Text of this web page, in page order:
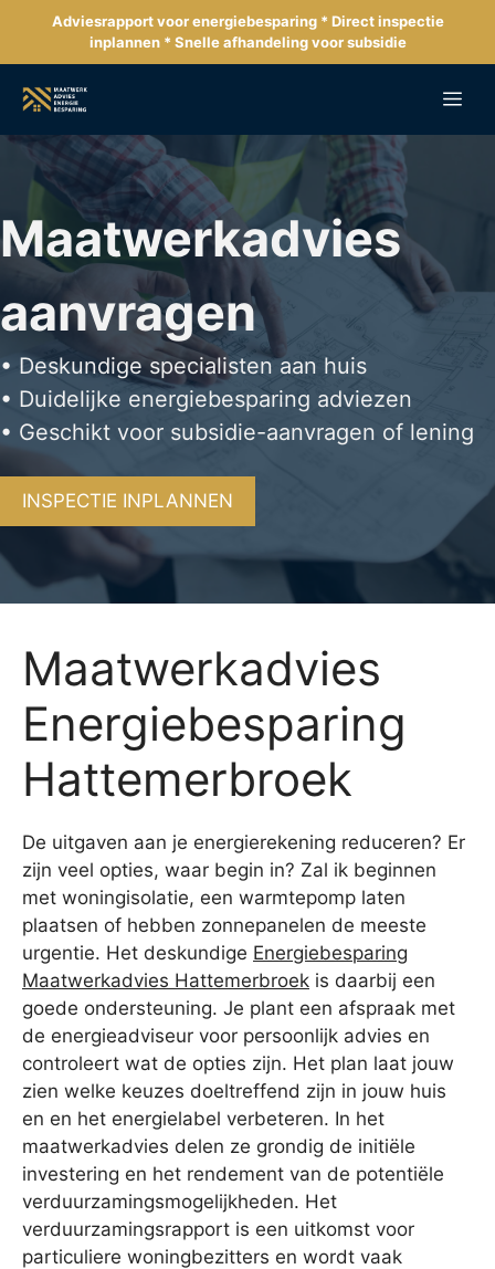
de
inhoud
Adviesrapport voor energiebesparing * Direct inspectie
inplannen * Snelle afhandeling voor subsidie
Maatwerkadvies
aanvragen
• Deskundige specialisten aan huis
• Duidelijke energiebesparing adviezen
• Geschikt voor subsidie-aanvragen of lening
INSPECTIE INPLANNEN
Maatwerkadvies
Energiebesparing
Hattemerbroek
De uitgaven aan je energierekening reduceren? Er
zijn veel opties, waar begin in? Zal ik beginnen
met woningisolatie, een warmtepomp laten
plaatsen of hebben zonnepanelen de meeste
urgentie. Het deskundige Energiebesparing
Maatwerkadvies Hattemerbroek is daarbij een
goede ondersteuning. Je plant een afspraak met
de energieadviseur voor persoonlijk advies en
controleert wat de opties zijn. Het plan laat jouw
zien welke keuzes doeltreffend zijn in jouw huis
en en het energielabel verbeteren. In het
maatwerkadvies delen ze grondig de initiële
investering en het rendement van de potentiële
verduurzamingsmogelijkheden. Het
verduurzamingsrapport is een uitkomst voor
particuliere woningbezitters en wordt vaak